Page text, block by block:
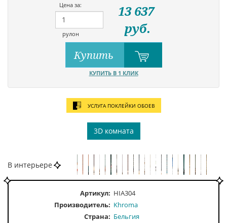
Цена за:
рулон
13 637
руб.
Купить
КУПИТЬ В 1 КЛИК
УСЛУГА ПОКЛЕЙКИ ОБОЕВ
3D комната
В интерьере
Артикул: HIA304
Производитель: Khroma
Страна: Бельгия